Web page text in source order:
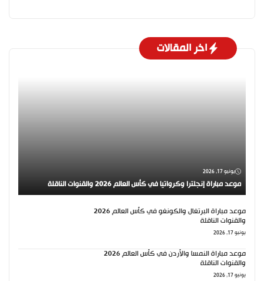
اخر المقالات
يونيو 17, 2026
موعد مباراة إنجلترا وكرواتيا في كأس العالم 2026 والقنوات الناقلة
موعد مباراة البرتغال والكونغو في كأس العالم 2026
والقنوات الناقلة
يونيو 17, 2026
موعد مباراة النمسا والأردن في كأس العالم 2026
والقنوات الناقلة
يونيو 17, 2026